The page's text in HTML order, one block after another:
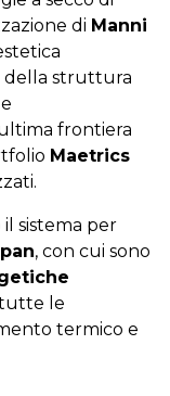
di Manni
della struttura
frontiera
Maetrics
sistema per
, con cui sono
tutte le
termico e